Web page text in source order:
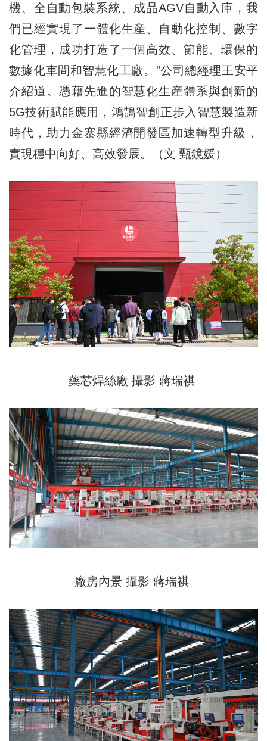
機、全自動包裝系統、成品AGV自動入庫，我
們已經實現了一體化生産、自動化控制、數字
化管理，成功打造了一個高效、節能、環保的
數據化車間和智慧化工廠。”公司總經理王安平
介紹道。憑藉先進的智慧化生産體系與創新的
5G技術賦能應用，鴻鵠智創正步入智慧製造新
時代，助力金寨縣經濟開發區加速轉型升級，
實現穩中向好、高效發展。（文 甄鏡媛）
藥芯焊絲廠 攝影 蔣瑞祺
廠房內景 攝影 蔣瑞祺